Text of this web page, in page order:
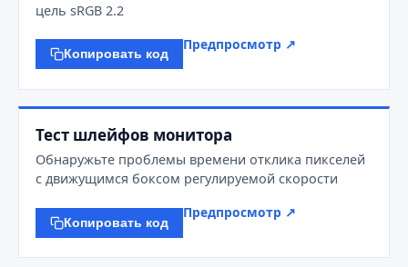
цель sRGB 2.2
Копировать код
Предпросмотр ↗
Тест шлейфов монитора
Обнаружьте проблемы времени отклика пикселей
с движущимся боксом регулируемой скорости
Копировать код
Предпросмотр ↗